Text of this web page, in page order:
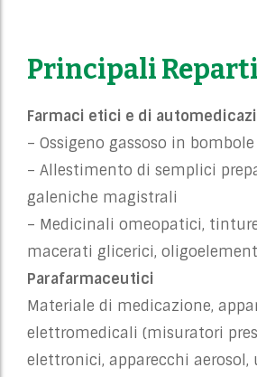
Principali Reparti
Farmaci etici e di
– Ossigeno gassoso in bombole
– Allestimento di semplici
galeniche magistrali
– Medicinali omeopatici,
macerati glicerici,
Parafarmaceutici
Materiale di medicazione,
elettromedicali (misuratori
elettronici, apparecchi